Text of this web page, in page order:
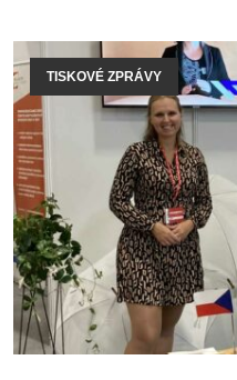
TISKOVÉ ZPRÁVY